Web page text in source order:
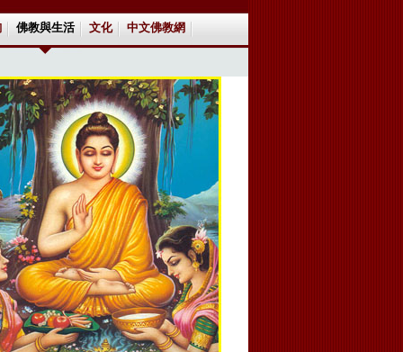
佛教與生活 文化 中文佛教網